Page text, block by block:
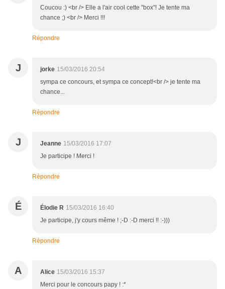
Coucou :) <br /> Elle a l'air cool cette "box"! Je tente ma
chance ;) <br /> Merci !!!
Répondre
J jorke 15/03/2016 20:54
sympa ce concours, et sympa ce concept!<br /> je tente ma
chance...
Répondre
J Jeanne 15/03/2016 17:07
Je participe ! Merci !
Répondre
É Élodie R 15/03/2016 16:40
Je participe, j'y cours même ! ;-D :-D merci !! :-)))
Répondre
A Alice 15/03/2016 15:37
Merci pour le concours papy ! :*